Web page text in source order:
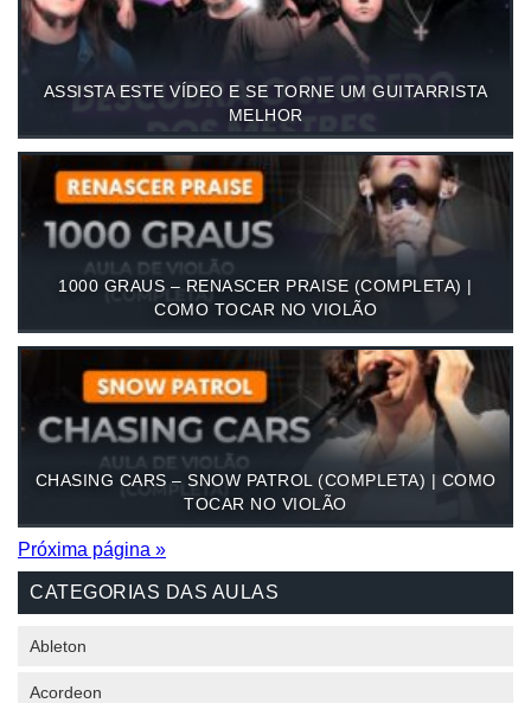
ASSISTA ESTE VÍDEO E SE TORNE UM GUITARRISTA
MELHOR
1000 GRAUS – RENASCER PRAISE (COMPLETA) |
COMO TOCAR NO VIOLÃO
CHASING CARS – SNOW PATROL (COMPLETA) | COMO
TOCAR NO VIOLÃO
Próxima página »
CATEGORIAS DAS AULAS
Ableton
Acordeon